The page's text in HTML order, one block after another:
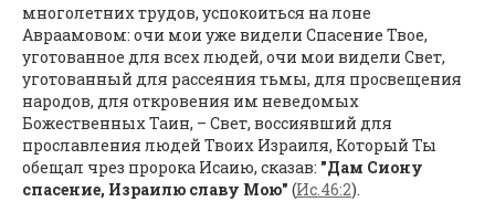
многолетних трудов, успокоиться на лоне
Авраамовом: очи мои уже видели Спасение Твое,
уготованное для всех людей, очи мои видели Свет,
уготованный для рассеяния тьмы, для просвещения
народов, для откровения им неведомых
Божественных Таин, – Свет, воссиявший для
прославления людей Твоих Израиля, Который Ты
обещал чрез пророка Исаию, сказав: "Дам Сиону
спасение, Израилю славу Мою" (Ис.46:2).